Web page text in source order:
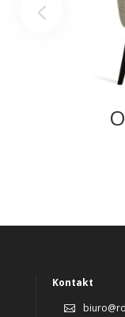
Kontakt
